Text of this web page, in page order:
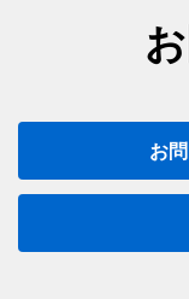
お